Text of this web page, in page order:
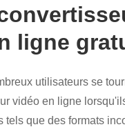
ligne
utilisateurs se
vidéo en ligne
tels que des formats